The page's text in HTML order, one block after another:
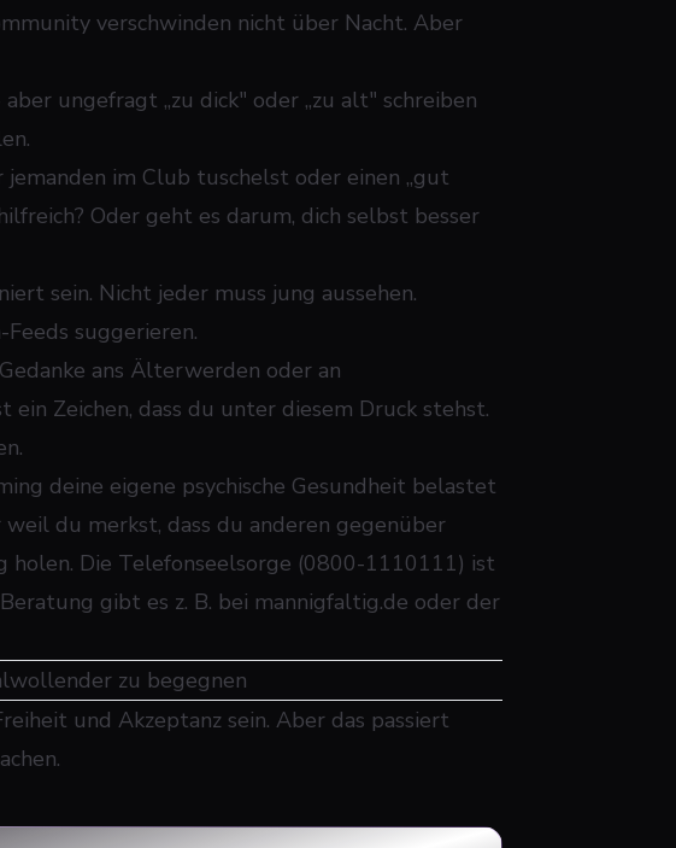
verschwinden nicht über Nacht. Aber
ungefragt „zu dick" oder „zu alt" schreiben
jemanden im Club tuschelst oder einen „gut
Oder geht es darum, dich selbst besser
sein. Nicht jeder muss jung aussehen.
suggerieren.
ans Älterwerden oder an
ein Zeichen, dass du unter diesem Druck stehst.
deine eigene psychische Gesundheit belastet
du merkst, dass du anderen gegenüber
Die Telefonseelsorge (0800-1110111) ist
gibt es z. B. bei mannigfaltig.de oder der
zu begegnen
und Akzeptanz sein. Aber das passiert